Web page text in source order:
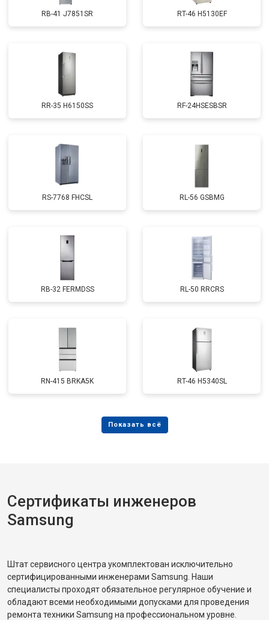
RB-41 J7851SR RT-46 H5130EF
RR-35 H6150SS RF-24HSESBSR
RS-7768 FHCSL RL-56 GSBMG
RB-32 FERMDSS RL-50 RRCRS
RN-415 BRKA5K RT-46 H5340SL
Сертификаты инженеров
Samsung
Штат сервисного центра укомплектован исключительно
сертифицированными инженерами Samsung. Наши
специалисты проходят обязательное регулярное обучение и
обладают всеми необходимыми допусками для проведения
ремонта техники Samsung на профессиональном уровне.